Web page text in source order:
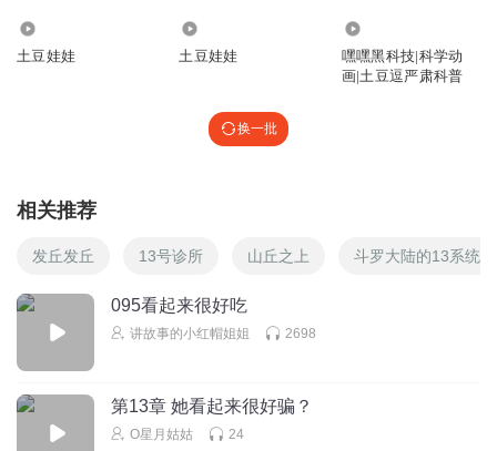
土豆娃娃 土豆娃娃
嘿嘿黑科技|科学动
画|土豆逗严肃科普
换一批
相关推荐
发丘发丘 13号诊所 山丘之上 斗罗大陆的13系统
095看起来很好吃
讲故事的小红帽姐姐 2698
第13章 她看起来很好骗？
O星月姑姑 24